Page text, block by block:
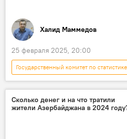
Халид Маммедов
25 февраля 2025, 20:00
Государственный комитет по
Новости
Азербайджан
Сельское хозяйство
хурма
Экспорт
Сколько денег и на что тратили
жители Азербайджана в 2024